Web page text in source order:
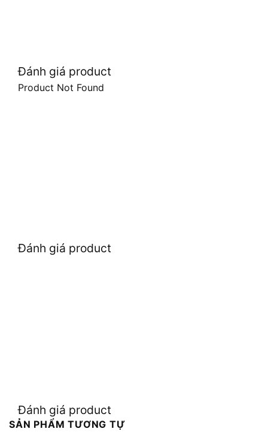
Đánh giá product
Product Not Found
Đánh giá product
Đánh giá product
SẢN PHẨM TƯƠNG TỰ